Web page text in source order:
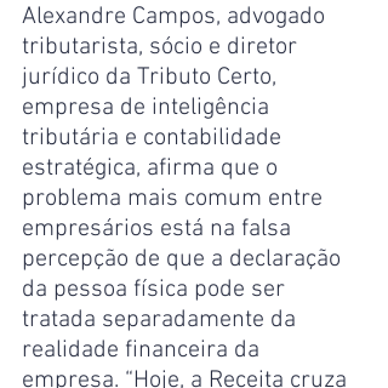
Alexandre Campos, advogado
tributarista, sócio e diretor
jurídico da Tributo Certo,
empresa de inteligência
tributária e contabilidade
estratégica, afirma que o
problema mais comum entre
empresários está na falsa
percepção de que a declaração
da pessoa física pode ser
tratada separadamente da
realidade financeira da
empresa. “Hoje, a Receita cruza